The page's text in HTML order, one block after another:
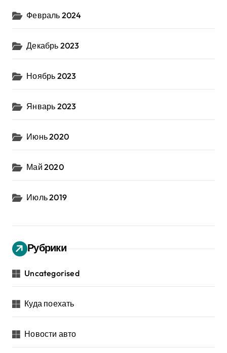
Февраль 2024
Декабрь 2023
Ноябрь 2023
Январь 2023
Июнь 2020
Май 2020
Июль 2019
Рубрики
Uncategorised
Куда поехать
Новости авто